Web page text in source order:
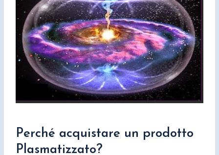
Perché acquistare un prodotto
Plasmatizzato?